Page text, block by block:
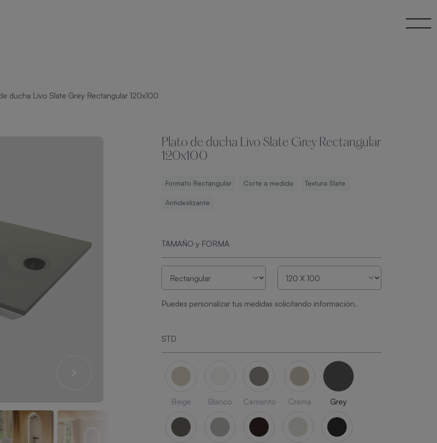
ducha Livo Slate Grey Rectangular 120x100
Plato de ducha Livo Slate Grey Rectangular
120x100
Formato Rectangular Corte a medida Textura Slate
Antideslizante
TAMAÑO y FORMA
Puedes personalizar tus medidas solicitando información.
STD
Beige Blanco Cemento Crema Grey